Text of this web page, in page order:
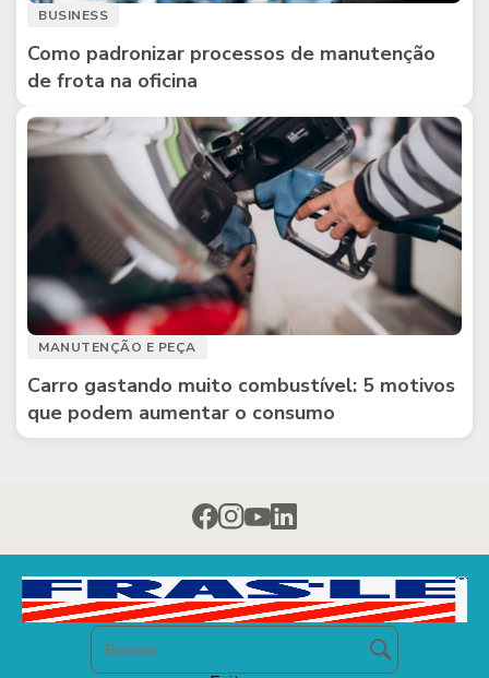
BUSINESS
Como padronizar processos de manutenção
de frota na oficina
MANUTENÇÃO E PEÇA
Carro gastando muito combustível: 5 motivos
que podem aumentar o consumo